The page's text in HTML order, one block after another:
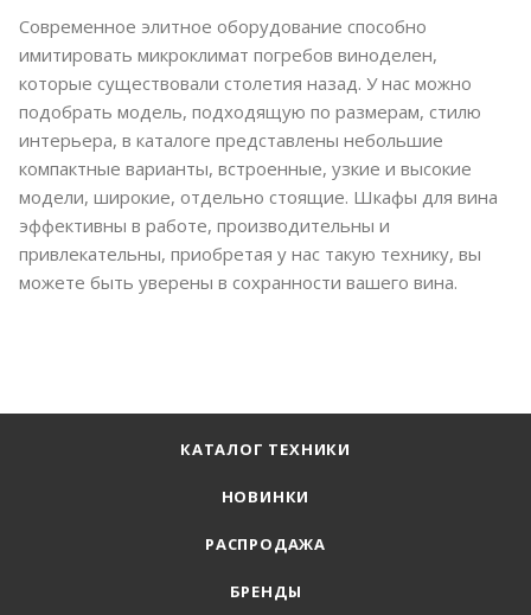
Современное элитное оборудование способно
имитировать микроклимат погребов виноделен,
которые существовали столетия назад. У нас можно
подобрать модель, подходящую по размерам, стилю
интерьера, в каталоге представлены небольшие
компактные варианты, встроенные, узкие и высокие
модели, широкие, отдельно стоящие. Шкафы для вина
эффективны в работе, производительны и
привлекательны, приобретая у нас такую технику, вы
можете быть уверены в сохранности вашего вина.
КАТАЛОГ ТЕХНИКИ
НОВИНКИ
РАСПРОДАЖА
БРЕНДЫ